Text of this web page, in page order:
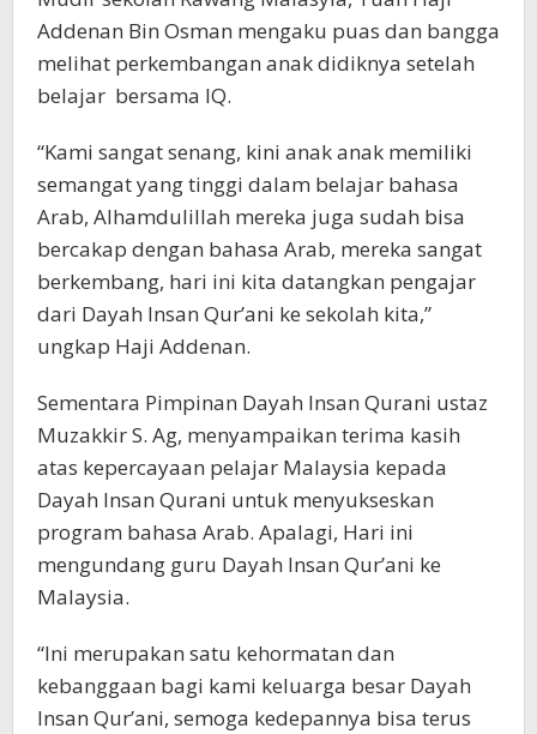
Addenan Bin Osman mengaku puas dan bangga
melihat perkembangan anak didiknya setelah
belajar bersama IQ.
“Kami sangat senang, kini anak anak memiliki
semangat yang tinggi dalam belajar bahasa
Arab, Alhamdulillah mereka juga sudah bisa
bercakap dengan bahasa Arab, mereka sangat
berkembang, hari ini kita datangkan pengajar
dari Dayah Insan Qur’ani ke sekolah kita,”
ungkap Haji Addenan.
Sementara Pimpinan Dayah Insan Qurani ustaz
Muzakkir S. Ag, menyampaikan terima kasih
atas kepercayaan pelajar Malaysia kepada
Dayah Insan Qurani untuk menyukseskan
program bahasa Arab. Apalagi, Hari ini
mengundang guru Dayah Insan Qur’ani ke
Malaysia.
“Ini merupakan satu kehormatan dan
kebanggaan bagi kami keluarga besar Dayah
Insan Qur’ani, semoga kedepannya bisa terus